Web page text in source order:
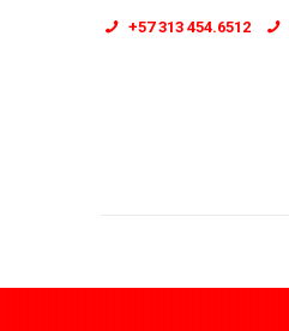
+57 313 454.6512